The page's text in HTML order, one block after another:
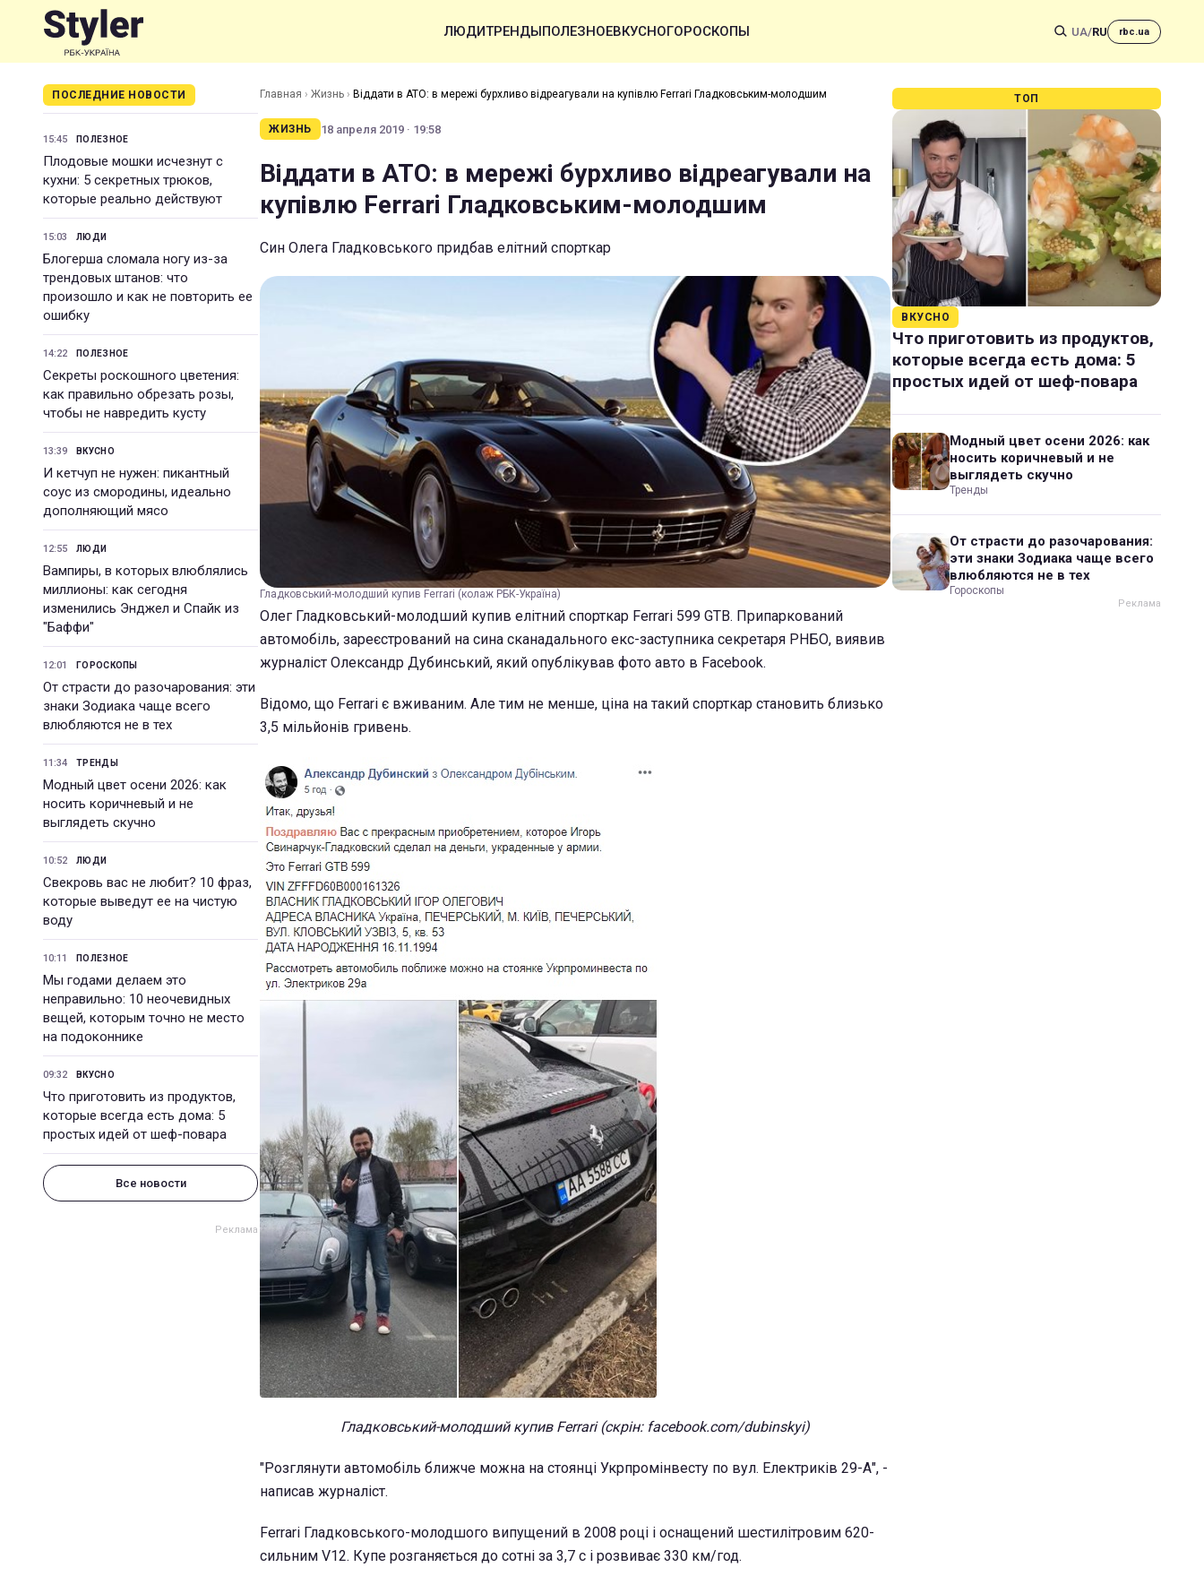
ЛЮДИТРЕНДЫПОЛЕЗНОЕВКУСНОГОРОСКОПЫ UA/RU rbc.ua
ПОСЛЕДНИЕ НОВОСТИ
15:45 ПОЛЕЗНОЕ
Плодовые мошки исчезнут с
кухни: 5 секретных трюков,
которые реально действуют
15:03 ЛЮДИ
Блогерша сломала ногу из-за
трендовых штанов: что
произошло и как не повторить ее
ошибку
14:22 ПОЛЕЗНОЕ
Секреты роскошного цветения:
как правильно обрезать розы,
чтобы не навредить кусту
13:39 ВКУСНО
И кетчуп не нужен: пикантный
соус из смородины, идеально
дополняющий мясо
12:55 ЛЮДИ
Вампиры, в которых влюблялись
миллионы: как сегодня
изменились Энджел и Спайк из
"Баффи"
12:01 ГОРОСКОПЫ
От страсти до разочарования: эти
знаки Зодиака чаще всего
влюбляются не в тех
11:34 ТРЕНДЫ
Модный цвет осени 2026: как
носить коричневый и не
выглядеть скучно
10:52 ЛЮДИ
Свекровь вас не любит? 10 фраз,
которые выведут ее на чистую
воду
10:11 ПОЛЕЗНОЕ
Мы годами делаем это
неправильно: 10 неочевидных
вещей, которым точно не место
на подоконнике
09:32 ВКУСНО
Что приготовить из продуктов,
которые всегда есть дома: 5
простых идей от шеф-повара
Все новости
Главная › Жизнь › Віддати в АТО: в мережі бурхливо відреагували на купівлю Ferrari Гладковським-молодшим
ЖИЗНЬ 18 апреля 2019 · 19:58
Віддати в АТО: в мережі бурхливо відреагували на
купівлю Ferrari Гладковським-молодшим
Син Олега Гладковського придбав елітний спорткар
Гладковський-молодший купив Ferrari (колаж РБК-Україна)
Олег Гладковський-молодший купив елітний спорткар Ferrari 599 GTB. Припаркований
автомобіль, зареєстрований на сина сканадального екс-заступника секретаря РНБО, виявив
журналіст Олександр Дубинський, який опублікував фото авто в Facebook.
Відомо, що Ferrari є вживаним. Але тим не менше, ціна на такий спорткар становить близько
3,5 мільйонів гривень.
Гладковський-молодший купив Ferrari (скрін: facebook.com/dubinskyi)
"Розглянути автомобіль ближче можна на стоянці Укрпромінвесту по вул. Електриків 29-А", -
написав журналіст.
Ferrari Гладковського-молодшого випущений в 2008 році і оснащений шестилітровим 620-
сильним V12. Купе розганяється до сотні за 3,7 с і розвиває 330 км/год.
ТОП
ВКУСНО
Что приготовить из продуктов,
которые всегда есть дома: 5
простых идей от шеф-повара
Модный цвет осени 2026: как
носить коричневый и не
выглядеть скучно
Тренды
От страсти до разочарования:
эти знаки Зодиака чаще всего
влюбляются не в тех
Гороскопы